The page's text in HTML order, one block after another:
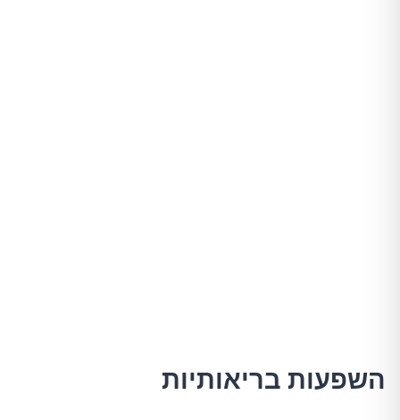
השפעות בריאותיות